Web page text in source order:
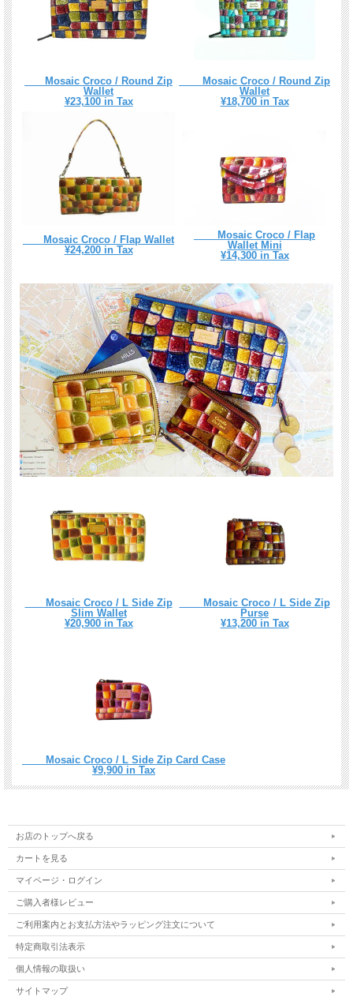
Mosaic Croco / Round Zip
Wallet
¥23,100 in Tax
Mosaic Croco / Round Zip
Wallet
¥18,700 in Tax
Mosaic Croco / Flap Wallet
¥24,200 in Tax
Mosaic Croco / Flap
Wallet Mini
¥14,300 in Tax
Mosaic Croco / L Side Zip
Slim Wallet
¥20,900 in Tax
Mosaic Croco / L Side Zip
Purse
¥13,200 in Tax
Mosaic Croco / L Side Zip Card Case
¥9,900 in Tax
お店のトップへ戻る
カートを見る
マイページ・ログイン
ご購入者様レビュー
ご利用案内とお支払方法やラッピング注文について
特定商取引法表示
個人情報の取扱い
サイトマップ